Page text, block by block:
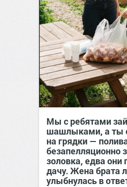
Мы с ребятами
шашлыками, а ты
на грядки —
безапелляционно
золовка, едва они
дачу. Жена брата
улыбнулась в